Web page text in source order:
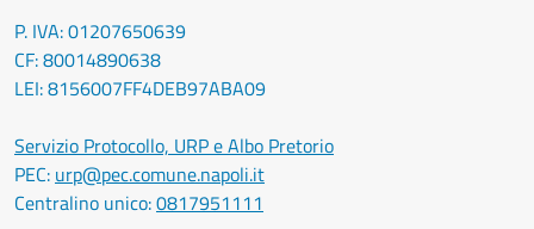
P. IVA: 01207650639
CF: 80014890638
LEI: 8156007FF4DEB97ABA09
Servizio Protocollo, URP e Albo Pretorio
PEC: urp@pec.comune.napoli.it
Centralino unico:0817951111